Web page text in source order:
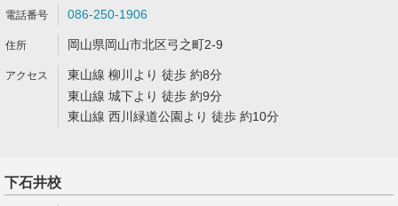
086-250-1906
岡山県岡山市北区弓之町2-9
東山線 柳川より 徒歩 約8分
東山線 城下より 徒歩 約9分
東山線 西川緑道公園より 徒歩 約10分
下石井校